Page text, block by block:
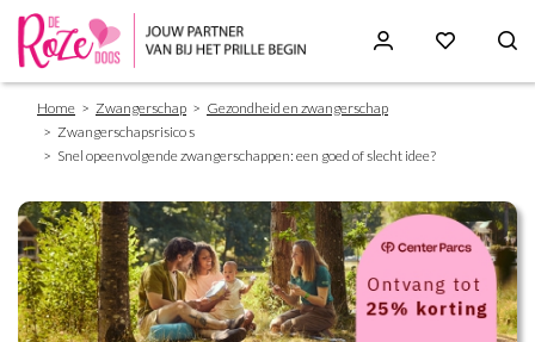
Breadcrumb
Home Zwangerschap
Gezondheid en zwangerschap
Zwangerschapsrisico s
Snel opeenvolgende zwangerschappen: een goed of slecht idee?